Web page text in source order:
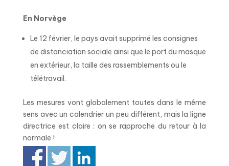
En Norvège
Le 12 février, le pays avait supprimé les consignes
de distanciation sociale ainsi que le port du masque
en extérieur, la taille des rassemblements ou le
télétravail.
Les mesures vont globalement toutes dans le même
sens avec un calendrier un peu différent, mais la ligne
directrice est claire : on se rapproche du retour à la
normale !